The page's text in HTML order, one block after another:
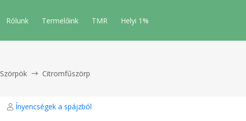
Rólunk Termelőink TMR Helyi 1%
Szörpök Citromfűszörp
Ínyencségek a spájzból